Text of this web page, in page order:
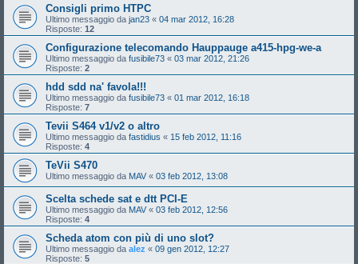
Consigli primo HTPC
Ultimo messaggio da jan23 « 04 mar 2012, 16:28
Risposte: 12
Configurazione telecomando Hauppauge a415-hpg-we-a
Ultimo messaggio da fusibile73 « 03 mar 2012, 21:26
Risposte: 2
hdd sdd na' favola!!!
Ultimo messaggio da fusibile73 « 01 mar 2012, 16:18
Risposte: 7
Tevii S464 v1/v2 o altro
Ultimo messaggio da fastidius « 15 feb 2012, 11:16
Risposte: 4
TeVii S470
Ultimo messaggio da MAV « 03 feb 2012, 13:08
Scelta schede sat e dtt PCI-E
Ultimo messaggio da MAV « 03 feb 2012, 12:56
Risposte: 4
Scheda atom con più di uno slot?
Ultimo messaggio da alez « 09 gen 2012, 12:27
Risposte: 5